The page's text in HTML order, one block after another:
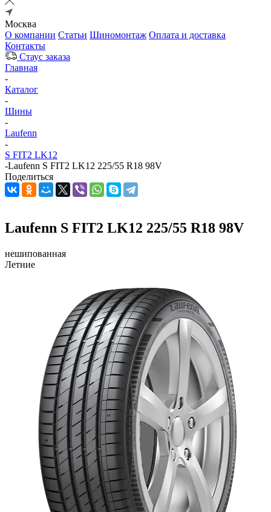
Москва
О компании Статьи Шиномонтаж Оплата и доставка
Контакты
Стаус заказа
Главная
-
Каталог
-
Шины
-
Laufenn
-
S FIT2 LK12
-Laufenn S FIT2 LK12 225/55 R18 98V
Поделиться
Laufenn S FIT2 LK12 225/55 R18 98V
нешипованная
Летние